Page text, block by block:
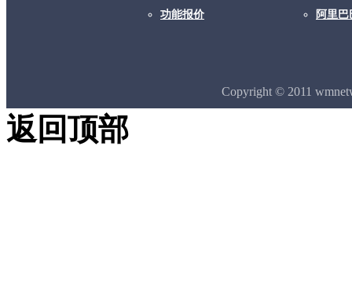
功能报价 阿里巴
Copyright © 2011
返回顶部